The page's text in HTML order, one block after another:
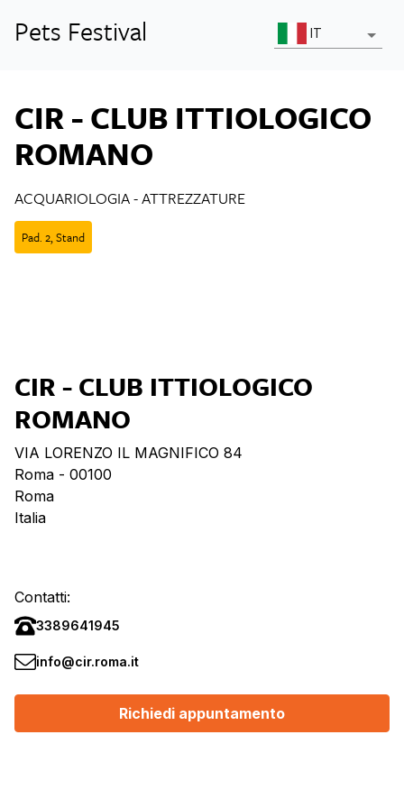
Pets Festival IT
CIR - CLUB ITTIOLOGICO
ROMANO
ACQUARIOLOGIA-ATTREZZATURE
Pad. 2,Stand
CIR - CLUB ITTIOLOGICO
ROMANO
VIA LORENZO IL MAGNIFICO 84
Roma - 00100
Roma
Italia
Contatti:
3389641945
info@cir.roma.it
Richiedi appuntamento